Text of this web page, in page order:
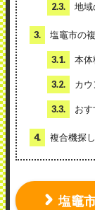
2.3. 地域
3. 塩竈市の
3.1. 本体
3.2. カ
3.3. お
4. 複合機探
塩竈